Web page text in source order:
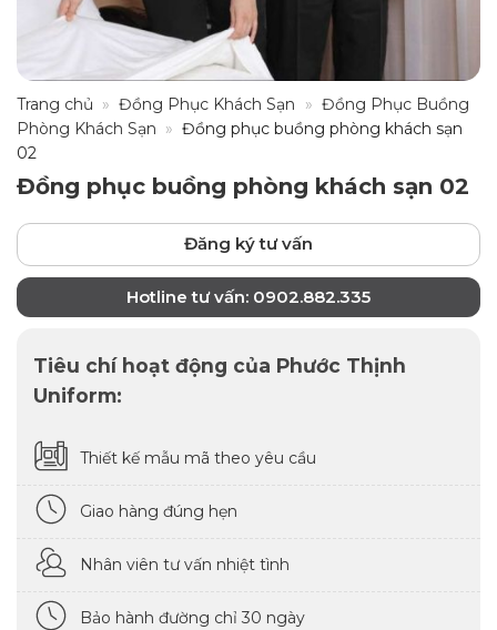
Trang chủ » Đồng Phục Khách Sạn » Đồng Phục Buồng
Phòng Khách Sạn » Đồng phục buồng phòng khách sạn
02
Đồng phục buồng phòng khách sạn 02
Đăng ký tư vấn
Hotline tư vấn: 0902.882.335
Tiêu chí hoạt động của Phước Thịnh
Uniform:
Thiết kế mẫu mã theo yêu cầu
Giao hàng đúng hẹn
Nhân viên tư vấn nhiệt tình
Bảo hành đường chỉ 30 ngày